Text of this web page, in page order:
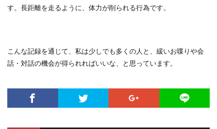
す。長距離を走るように、体力が削られる行為です。
こんな記録を通じて、私は少しでも多くの人と、緩いお喋りや会
話・対話の機会が得られればいいな、と思っています。